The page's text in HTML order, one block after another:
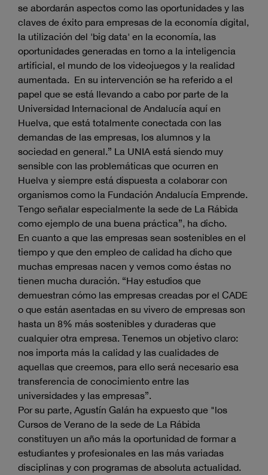
se abordarán aspectos como las oportunidades y las
claves de éxito para empresas de la economía digital,
la utilización del 'big data' en la economía, las
oportunidades generadas en torno a la inteligencia
artificial, el mundo de los videojuegos y la realidad
aumentada. En su intervención se ha referido a el
papel que se está llevando a cabo por parte de la
Universidad Internacional de Andalucía aquí en
Huelva, que está totalmente conectada con las
demandas de las empresas, los alumnos y la
sociedad en general.” La UNIA está siendo muy
sensible con las problemáticas que ocurren en
Huelva y siempre está dispuesta a colaborar con
organismos como la Fundación Andalucía Emprende.
Tengo señalar especialmente la sede de La Rábida
como ejemplo de una buena práctica”, ha dicho.
En cuanto a que las empresas sean sostenibles en el
tiempo y que den empleo de calidad ha dicho que
muchas empresas nacen y vemos como éstas no
tienen mucha duración. “Hay estudios que
demuestran cómo las empresas creadas por el CADE
o que están asentadas en su vivero de empresas son
hasta un 8% más sostenibles y duraderas que
cualquier otra empresa. Tenemos un objetivo claro:
nos importa más la calidad y las cualidades de
aquellas que creemos, para ello será necesario esa
transferencia de conocimiento entre las
universidades y las empresas”.
Por su parte, Agustín Galán ha expuesto que "los
Cursos de Verano de la sede de La Rábida
constituyen un año más la oportunidad de formar a
estudiantes y profesionales en las más variadas
disciplinas y con programas de absoluta actualidad.